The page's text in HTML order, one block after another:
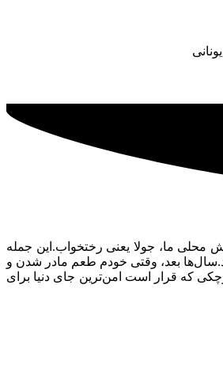
ما، جولا یعنی رختخواب.این جمله
بعد، وقتی خودم طعم مادر شدن و
که قرار است امن‌ترین جای دنیا برای